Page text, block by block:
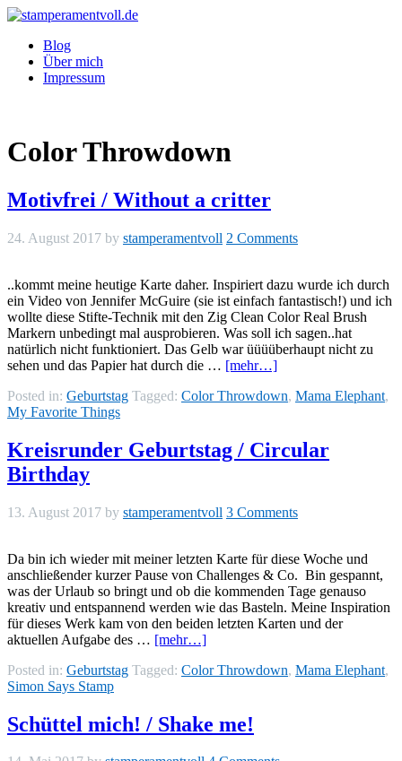
Blog
Über mich
Impressum
Color Throwdown
Motivfrei / Without a critter
24. August 2017 by stamperamentvoll 2 Comments
..kommt meine heutige Karte daher. Inspiriert dazu wurde ich durch
ein Video von Jennifer McGuire (sie ist einfach fantastisch!) und ich
wollte diese Stifte-Technik mit den Zig Clean Color Real Brush
Markern unbedingt mal ausprobieren. Was soll ich sagen..hat
natürlich nicht funktioniert. Das Gelb war üüüüberhaupt nicht zu
sehen und das Papier hat durch die … [mehr…]
Posted in: Geburtstag Tagged: Color Throwdown, Mama Elephant,
My Favorite Things
Kreisrunder Geburtstag / Circular
Birthday
13. August 2017 by stamperamentvoll 3 Comments
Da bin ich wieder mit meiner letzten Karte für diese Woche und
anschließender kurzer Pause von Challenges & Co. Bin gespannt,
was der Urlaub so bringt und ob die kommenden Tage genauso
kreativ und entspannend werden wie das Basteln. Meine Inspiration
für dieses Werk kam von den beiden letzten Karten und der
aktuellen Aufgabe des … [mehr…]
Posted in: Geburtstag Tagged: Color Throwdown, Mama Elephant,
Simon Says Stamp
Schüttel mich! / Shake me!